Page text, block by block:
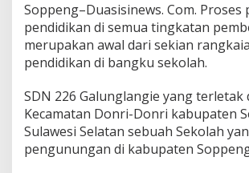
Soppeng–Duasisinews. Com. Proses
pendidikan di semua tingkatan
merupakan awal dari sekian
pendidikan di bangku sekolah.
SDN 226 Galunglangie yang terletak
Kecamatan Donri-Donri kabupaten
Sulawesi Selatan sebuah Sekolah
pengunungan di kabupaten